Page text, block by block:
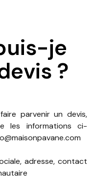
je
?
parvenir un devis,
les informations ci-
adresse, contact